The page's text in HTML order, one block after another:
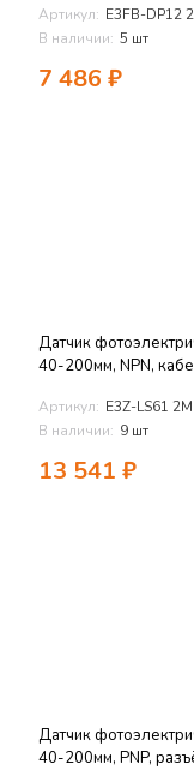
Артикул: E3FB-DP12
В наличии: 5 шт
7 486 ₽
Датчик
40-200мм, NPN,
Артикул: E3Z-LS61
В наличии: 9 шт
13 541 ₽
Датчик
40-200мм, PNP,